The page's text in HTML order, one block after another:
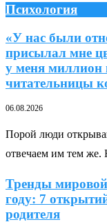
Психология
«У нас были
присылал мне
у меня
читательницы
06.08.2026
Порой люди
отвечаем им тем
Тренды мировой
году: 7
родителя